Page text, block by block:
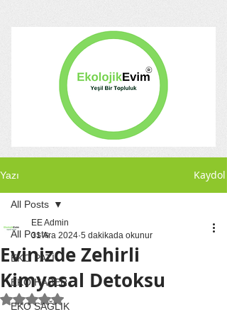
Yazı Kaydol
All Posts
EKO PATİ
EKO HABER
EKO SAĞLIK
All Posts
Evinizde Zehirli
Kimyasal Detoksu
EE Admin
31 Ara 2024 5 dakikada okunur
5 üzerinden NaN yıldız